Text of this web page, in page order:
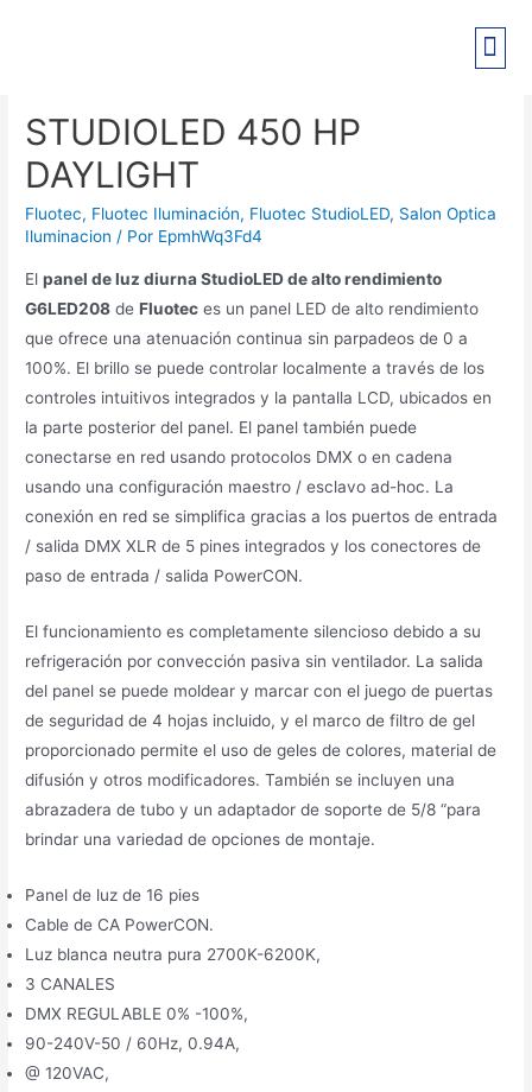
STUDIOLED 450 HP
DAYLIGHT
Fluotec, Fluotec Iluminación, Fluotec StudioLED, Salon Optica
Iluminacion / Por EpmhWq3Fd4
Elpanel de luz diurna StudioLED de alto rendimiento
G6LED208 deFluotec es un panel LED de alto rendimiento
que ofrece una atenuación continua sin parpadeos de 0 a
100%. El brillo se puede controlar localmente a través de los
controles intuitivos integrados y la pantalla LCD, ubicados en
la parte posterior del panel. El panel también puede
conectarse en red usando protocolos DMX o en cadena
usando una configuración maestro / esclavo ad-hoc. La
conexión en red se simplifica gracias a los puertos de entrada
/ salida DMX XLR de 5 pines integrados y los conectores de
paso de entrada / salida PowerCON.
El funcionamiento es completamente silencioso debido a su
refrigeración por convección pasiva sin ventilador. La salida
del panel se puede moldear y marcar con el juego de puertas
de seguridad de 4 hojas incluido, y el marco de filtro de gel
proporcionado permite el uso de geles de colores, material de
difusión y otros modificadores. También se incluyen una
abrazadera de tubo y un adaptador de soporte de 5/8 “para
brindar una variedad de opciones de montaje.
Panel de luz de 16 pies
Cable de CA PowerCON.
Luz blanca neutra pura 2700K-6200K,
3 CANALES
DMX REGULABLE 0% -100%,
90-240V-50 / 60Hz, 0.94A,
@ 120VAC,